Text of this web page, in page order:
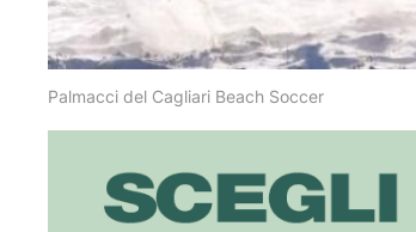
Palmacci del Cagliari Beach Soccer